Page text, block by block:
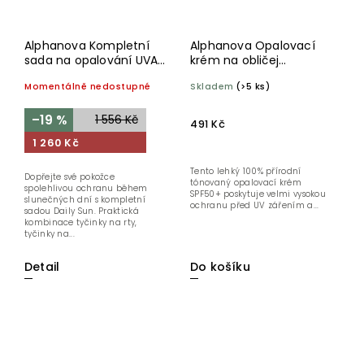
Alphanova Kompletní
sada na opalování UVA
Momentálně nedostupné
1 556 Kč
–19 %
1 260 Kč
Detail
Dopřejte své pokožce
spolehlivou ochranu během
slunečných dní s kompletní
sadou Daily Sun. Praktická
kombinace tyčinky na rty,
tyčinky na...
Alphanova Opalovací
krém na obličej
BIO
Skladem (>5 ks)
491 Kč
Do košíku
Tento lehký 100% přírodní
tónovaný opalovací krém
SPF50+ poskytuje velmi vysokou
ochranu před UV zářením a...